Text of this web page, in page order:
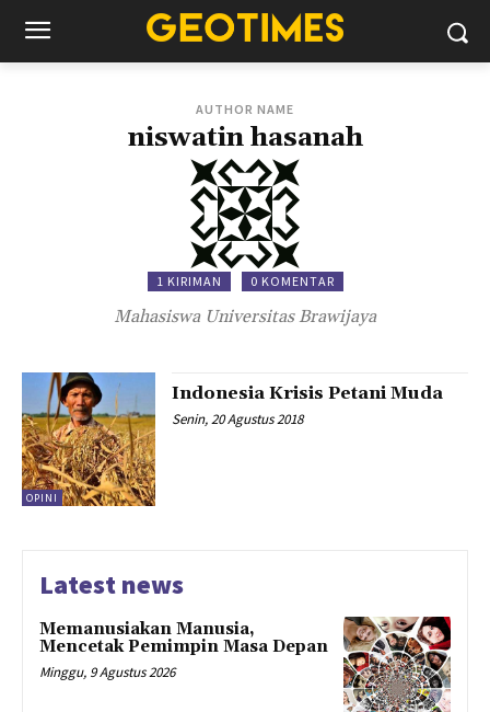
AUTHOR NAME
niswatin hasanah
1 KIRIMAN 0 KOMENTAR
Mahasiswa Universitas Brawijaya
OPINI
Indonesia Krisis Petani Muda
Senin, 20 Agustus 2018
Latest news
Memanusiakan Manusia,
Mencetak Pemimpin Masa Depan
Minggu, 9 Agustus 2026